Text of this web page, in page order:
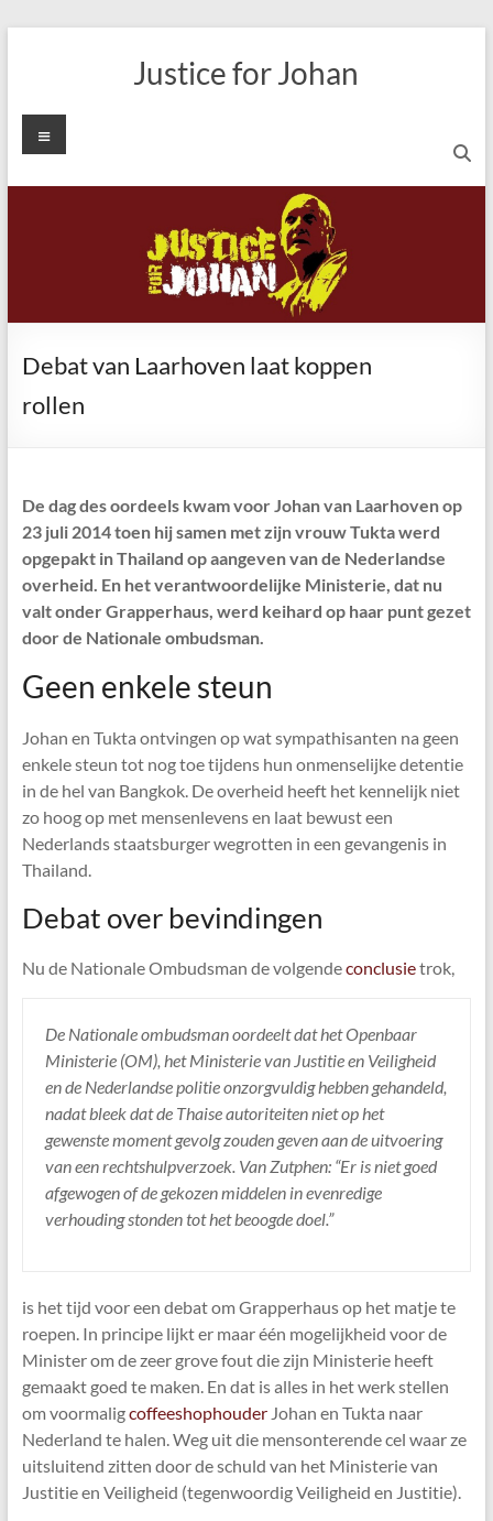
Justice for Johan
Menu
Debat van Laarhoven laat koppen
rollen
De dag des oordeels kwam voor Johan van Laarhoven op
23 juli 2014 toen hij samen met zijn vrouw Tukta werd
opgepakt in Thailand op aangeven van de Nederlandse
overheid. En het verantwoordelijke Ministerie, dat nu
valt onder Grapperhaus, werd keihard op haar punt gezet
door de Nationale ombudsman.
Geen enkele steun
Johan en Tukta ontvingen op wat sympathisanten na geen
enkele steun tot nog toe tijdens hun onmenselijke detentie
in de hel van Bangkok. De overheid heeft het kennelijk niet
zo hoog op met mensenlevens en laat bewust een
Nederlands staatsburger wegrotten in een gevangenis in
Thailand.
Debat over bevindingen
Nu de Nationale Ombudsman de volgendeconclusietrok,
De Nationale ombudsman oordeelt dat het Openbaar
Ministerie (OM), het Ministerie van Justitie en Veiligheid
en de Nederlandse politie onzorgvuldig hebben gehandeld,
nadat bleek dat de Thaise autoriteiten niet op het
gewenste moment gevolg zouden geven aan de uitvoering
van een rechtshulpverzoek. Van Zutphen: “Er is niet goed
afgewogen of de gekozen middelen in evenredige
verhouding stonden tot het beoogde doel.”
is het tijd voor een debat om Grapperhaus op het matje te
roepen. In principe lijkt er maar één mogelijkheid voor de
Minister om de zeer grove fout die zijn Ministerie heeft
gemaakt goed te maken. En dat is alles in het werk stellen
om voormaligcoffeeshophouderJohan en Tukta naar
Nederland te halen. Weg uit die mensonterende cel waar ze
uitsluitend zitten door de schuld van het Ministerie van
Justitie en Veiligheid (tegenwoordig Veiligheid en Justitie).